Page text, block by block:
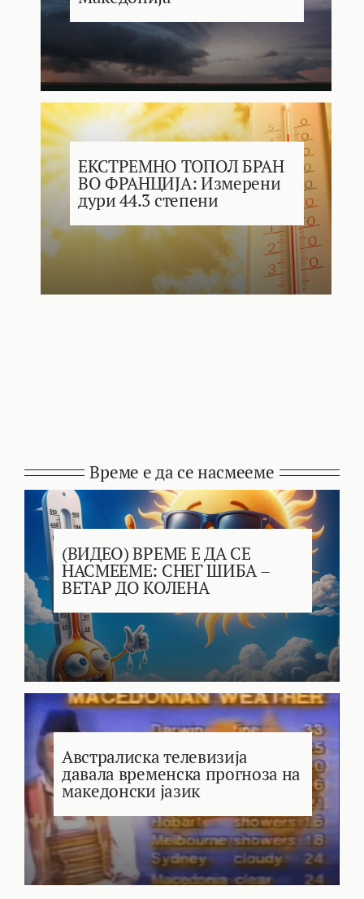
ЕКСТРЕМНО ТОПОЛ БРАН
ВО ФРАНЦИЈА: Измерени
дури 44.3 степени
Време е да се насмееме
(ВИДЕО) ВРЕМЕ Е ДА СЕ
НАСМЕЕМЕ: СНЕГ ШИБА –
ВЕТАР ДО КОЛЕНА
Австралиска телевизија
давала временска прогноза на
македонски јазик